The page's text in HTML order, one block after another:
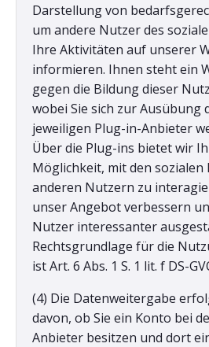
Darstellung von
um andere Nutzer des
Ihre Aktivitäten auf unserer
informieren. Ihnen steht ein
gegen die Bildung dieser
wobei Sie sich zur Ausübung
jeweiligen Plug-in-Anbieter
Über die Plug-ins bietet wir
Möglichkeit, mit den sozialen
anderen Nutzern zu
unser Angebot verbessern
Nutzer interessanter
Rechtsgrundlage für die
ist Art. 6 Abs. 1 S. 1 lit. f DS-
(4) Die Datenweitergabe
davon, ob Sie ein Konto bei
Anbieter besitzen und dort